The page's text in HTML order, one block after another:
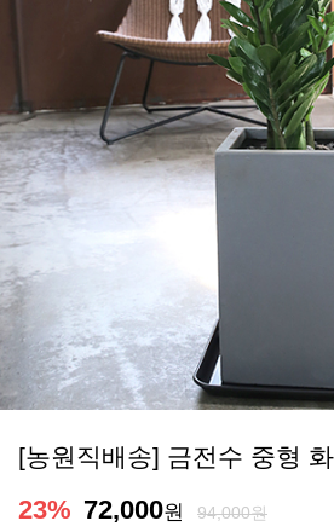
[농원직배송] 금전수 중형
23% 72,000원 94,000원